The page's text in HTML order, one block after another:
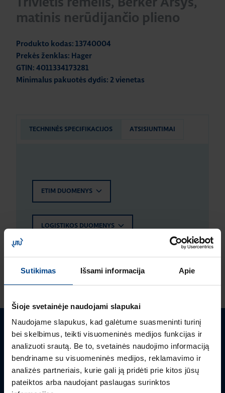
Sutikimas Išsami informacija Apie
Šioje svetainėje naudojami slapukai
Naudojame slapukus, kad galėtume suasmeninti turinį
bei skelbimus, teikti visuomeninės medijos funkcijas ir
analizuoti srautą. Be to, svetainės naudojimo informaciją
bendriname su visuomeninės medijos, reklamavimo ir
analizės partneriais, kurie gali ją pridėti prie kitos jūsų
pateiktos arba naudojant paslaugas surinktos
Trivietis rėmelis, Berker Arsys,
matinis nerūdijančio plieno
Produkto kodas: 13740004
Prekės ženklas: Hager
GTIN: 4011334173281
Minimalus pakuotės dydis: 2 vienetas
TECHNINĖS SPECIFIKACIJOS ATSISIUNTIMAI
ETIM DUOMENYS
LOGISTIKOS DUOMENYS
Turite klausimų? Susisiekite
Mielai atsakysime į Jums aktualius klausimus.